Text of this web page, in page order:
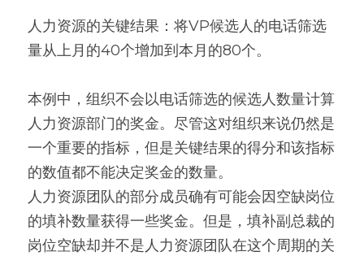
人力资源的关键结果：将VP候选人的电话筛选
量从上月的40个增加到本月的80个。
本例中，组织不会以电话筛选的候选人数量计算
人力资源部门的奖金。尽管这对组织来说仍然是
一个重要的指标，但是关键结果的得分和该指标
的数值都不能决定奖金的数量。
人力资源团队的部分成员确有可能会因空缺岗位
的填补数量获得一些奖金。但是，填补副总裁的
岗位空缺却并不是人力资源团队在这个周期的关